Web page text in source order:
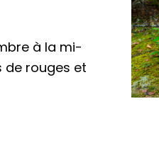
à la mi-
de rouges et